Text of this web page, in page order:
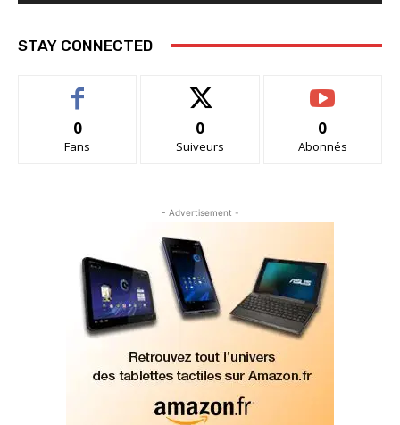
STAY CONNECTED
0
Fans
0
Suiveurs
0
Abonnés
- Advertisement -